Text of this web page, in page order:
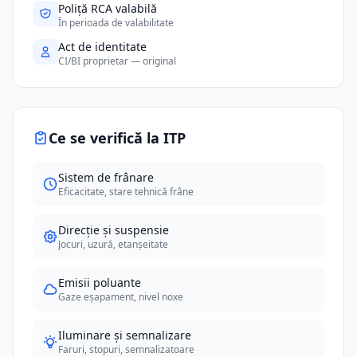
Poliță RCA valabilă
În perioada de valabilitate
Act de identitate
CI/BI proprietar — original
Ce se verifică la ITP
Sistem de frânare
Eficacitate, stare tehnică frâne
Direcție și suspensie
Jocuri, uzură, etanșeitate
Emisii poluante
Gaze eșapament, nivel noxe
Iluminare și semnalizare
Faruri, stopuri, semnalizatoare